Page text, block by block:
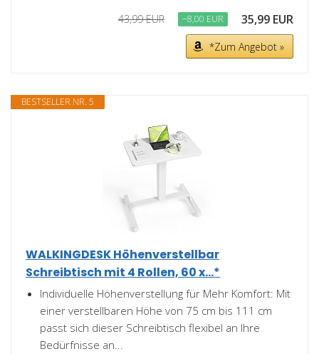
43,99 EUR −8,00 EUR 35,99 EUR
*Zum Angebot »
BESTSELLER NR. 5
WALKINGDESK Höhenverstellbar
Schreibtisch mit 4 Rollen, 60 x...*
Individuelle Höhenverstellung für Mehr Komfort: Mit
einer verstellbaren Höhe von 75 cm bis 111 cm
passt sich dieser Schreibtisch flexibel an Ihre
Bedürfnisse an...